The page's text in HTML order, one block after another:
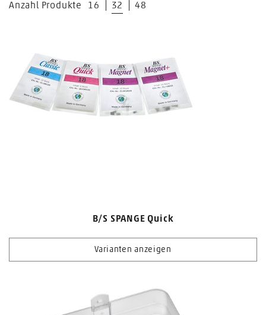
Anzahl Produkte 16 32 48
B/S SPANGE Quick
Varianten anzeigen